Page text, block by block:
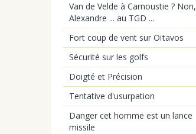
Van de Velde à Carnoustie ? Non,
Alexandre ... au TGD ...
Fort coup de vent sur Oïtavos
Sécurité sur les golfs
Doigté et Précision
Tentative d'usurpation
Danger cet homme est un lance
missile